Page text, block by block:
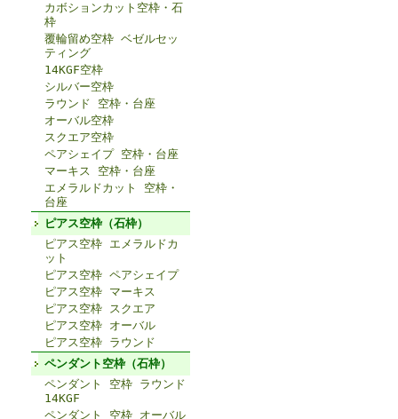
カボションカット空枠・石
枠
覆輪留め空枠 ベゼルセッ
ティング
14KGF空枠
シルバー空枠
ラウンド 空枠・台座
オーバル空枠
スクエア空枠
ペアシェイプ 空枠・台座
マーキス 空枠・台座
エメラルドカット 空枠・
台座
ピアス空枠（石枠）
ピアス空枠 エメラルドカ
ット
ピアス空枠 ペアシェイプ
ピアス空枠 マーキス
ピアス空枠 スクエア
ピアス空枠 オーバル
ピアス空枠 ラウンド
ペンダント空枠（石枠）
ペンダント 空枠 ラウンド
14KGF
ペンダント 空枠 オーバル